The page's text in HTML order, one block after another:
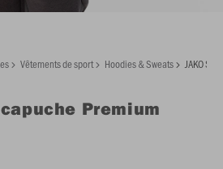
Vêtements de sport Hoodies & Sweats JAKO
Premium